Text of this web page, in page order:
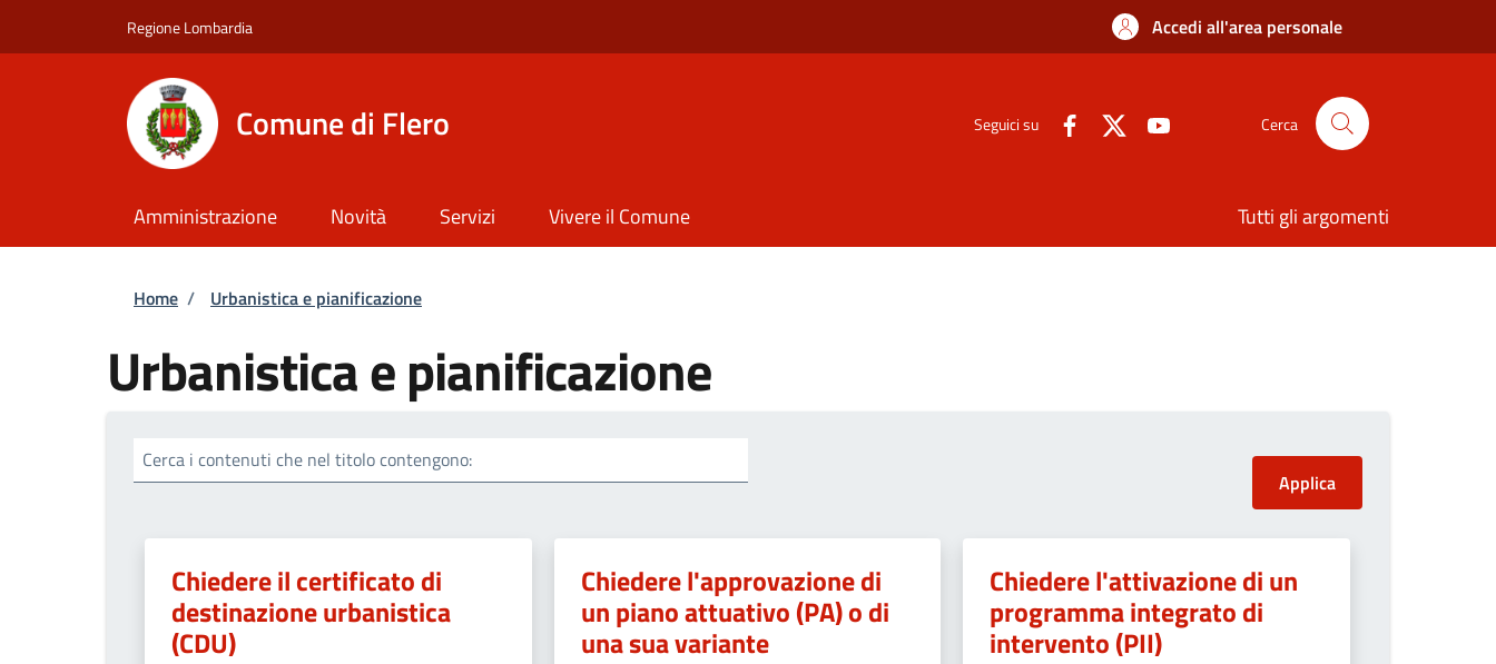
Regione Lombardia Accedi all'area personale
Comune di Flero Seguici su Cerca
Amministrazione Novità Servizi Vivere il Comune Tutti gli argomenti
Briciole di pane
Home / Urbanistica e pianificazione
Urbanistica e pianificazione
Cerca i contenuti che nel titolo contengono:
Chiedere il certificato di
destinazione urbanistica
(CDU)
Chiedere l'approvazione di
un piano attuativo (PA) o di
una sua variante
Chiedere l'attivazione di un
programma integrato di
intervento (PII)